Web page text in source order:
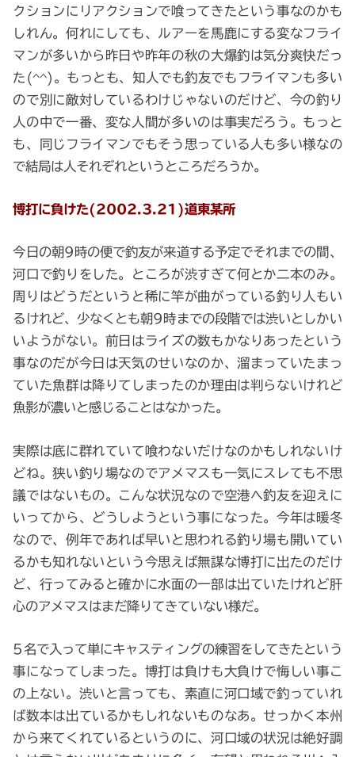
クションにリアクションで喰ってきたという事なのかも
しれん。何れにしても、ルアーを馬鹿にする変なフライ
マンが多いから昨日や昨年の秋の大爆釣は気分爽快だっ
た(^^)。もっとも、知人でも釣友でもフライマンも多い
ので別に敵対しているわけじゃないのだけど、今の釣り
人の中で一番、変な人間が多いのは事実だろう。もっと
も、同じフライマンでもそう思っている人も多い様なの
で結局は人それぞれというところだろうか。
博打に負けた(2002.3.21)道東某所
今日の朝9時の便で釣友が来道する予定でそれまでの間、
河口で釣りをした。ところが渋すぎて何とか二本のみ。
周りはどうだというと稀に竿が曲がっている釣り人もい
るけれど、少なくとも朝9時までの段階では渋いとしかい
いようがない。前日はライズの数もかなりあったという
事なのだが今日は天気のせいなのか、溜まっていたまっ
ていた魚群は降りてしまったのか理由は判らないけれど
魚影が濃いと感じることはなかった。
実際は底に群れていて喰わないだけなのかもしれないけ
どね。狭い釣り場なのでアメマスも一気にスレても不思
議ではないもの。こんな状況なので空港へ釣友を迎えに
いってから、どうしようという事になった。今年は暖冬
なので、例年であれば早いと思われる釣り場も開いてい
るかも知れないという今思えば無謀な博打に出たのだけ
ど、行ってみると確かに水面の一部は出ていたけれど肝
心のアメマスはまだ降りてきていない様だ。
5名で入って単にキャスティングの練習をしてきたという
事になってしまった。博打は負けも大負けで悔しい事こ
の上ない。渋いと言っても、素直に河口域で釣っていれ
ば数本は出ているかもしれないものなあ。せっかく本州
から来てくれているというのに、河口域の状況は絶好調